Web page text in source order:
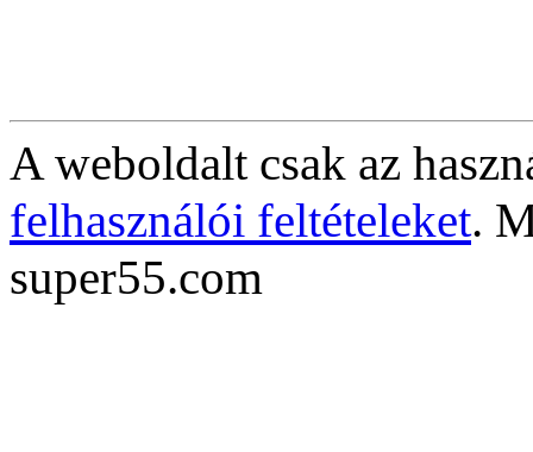
A weboldalt csak az
felhasználói feltételeket.
super55.com